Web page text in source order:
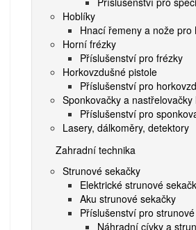
Hoblíky
Hnací řemeny a nože pro
Horní frézky
Příslušenství pro frézky
Horkovzdušné pistole
Příslušenství pro
Sponkovačky a nastřelovačky
Příslušenství pro
Lasery, dálkoměry, detektory
Zahradní technika
Strunové sekačky
Elektrické strunové
Aku strunové sekačky
Příslušenství pro
Náhradní cívky a